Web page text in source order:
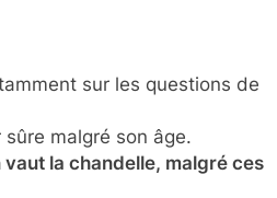
sur les questions de
malgré son âge.
la chandelle, malgré ces